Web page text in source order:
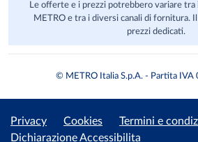
Le offerte e i prezzi potrebbero variare
METRO e tra i diversi canali di fornitura.
prezzi dedicati.
© METRO Italia S.p.A. - Partita
Privacy Cookies
Termini e
Dichiarazione Accessibilita